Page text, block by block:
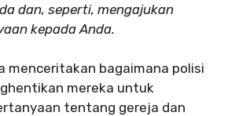
dan, seperti, mengajukan
kepada Anda.
menceritakan bagaimana polisi
mereka untuk
tentang gereja dan